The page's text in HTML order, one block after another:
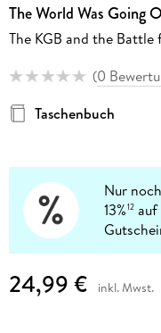
The World Was Going
The KGB and the
(0
Taschenbuch
Nur
13%12 auf
24,99 € inkl. Mwst.